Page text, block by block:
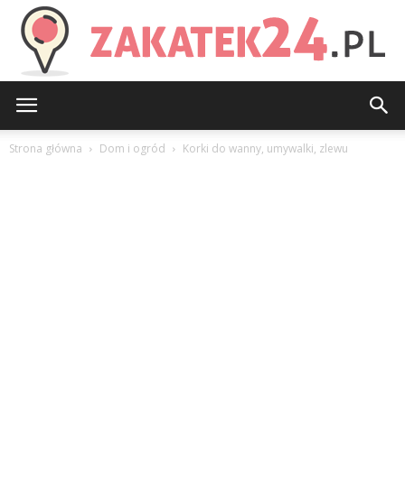
Strona główna Dom i ogród Korki do wanny, umywalki, zlewu